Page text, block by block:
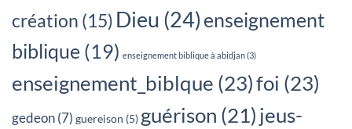
création (15) Dieu (24) enseignement
biblique (19) enseignement biblique à abidjan(3)
enseignement_biblque (23)foi (23)
gedeon(7) guereison (5) guérison (21) jeus-